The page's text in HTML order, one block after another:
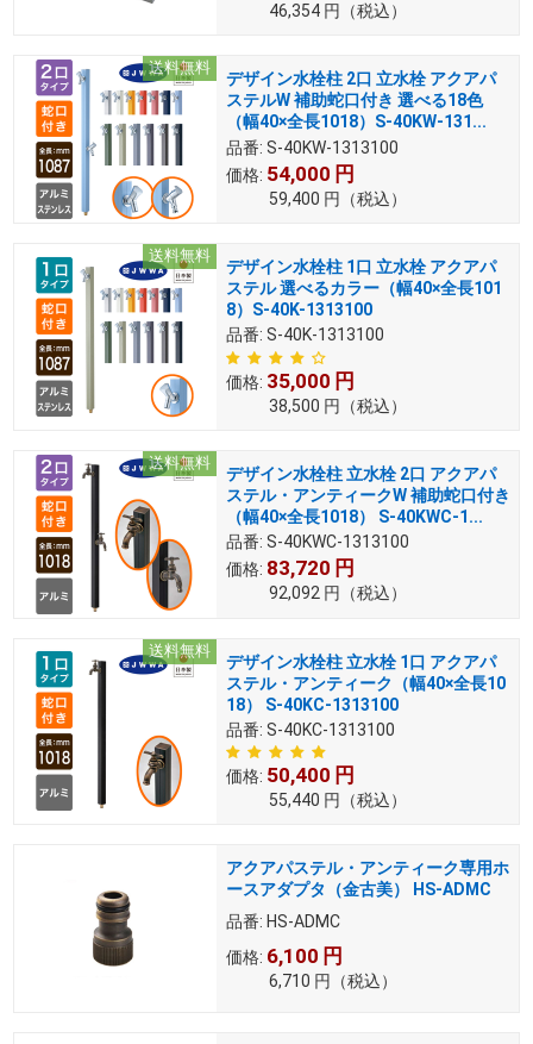
46,354 円 （税込）
送料無料
デザイン水栓柱 2口 立水栓 アクアパ
ステルW 補助蛇口付き 選べる18色
（幅40×全長1018）S-40KW-131...
品番: S-40KW-1313100
価格: 54,000 円
59,400 円 （税込）
送料無料
デザイン水栓柱 1口 立水栓 アクアパ
ステル 選べるカラー（幅40×全長101
8）S-40K-1313100
品番: S-40K-1313100
価格: 35,000 円
38,500 円 （税込）
送料無料
デザイン水栓柱 立水栓 2口 アクアパ
ステル・アンティークW 補助蛇口付き
（幅40×全長1018） S-40KWC-1...
品番: S-40KWC-1313100
価格: 83,720 円
92,092 円 （税込）
送料無料
デザイン水栓柱 立水栓 1口 アクアパ
ステル・アンティーク（幅40×全長10
18） S-40KC-1313100
品番: S-40KC-1313100
価格: 50,400 円
55,440 円 （税込）
アクアパステル・アンティーク専用ホ
ースアダプタ（金古美） HS-ADMC
品番: HS-ADMC
価格: 6,100 円
6,710 円 （税込）